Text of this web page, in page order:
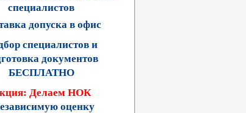
специалистов
допуска в офис
специалистов и
документов
БЕСПЛАТНО
Делаем НОК
оценку